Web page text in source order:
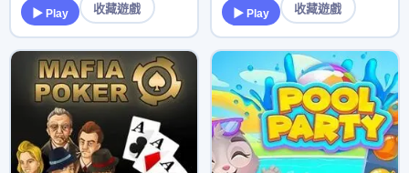
▶ Play 收藏遊戲 ▶ Play 收藏遊戲